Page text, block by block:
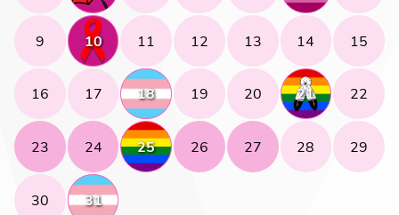
9 10 11 12 13 14 15
16 17 18 19 20 21 22
23 24 25 26 27 28 29
30 31